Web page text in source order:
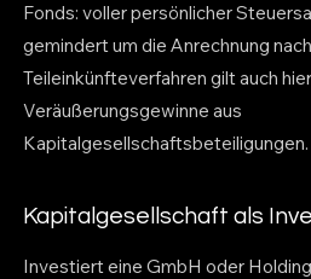
Fonds: voller persönlicher
gemindert um die Anrechnung
Teileinkünfteverfahren gilt auch
Veräußerungsgewinne aus
Kapitalgesellschaftsbeteiligungen.
Kapitalgesellschaft als
Investiert eine GmbH oder